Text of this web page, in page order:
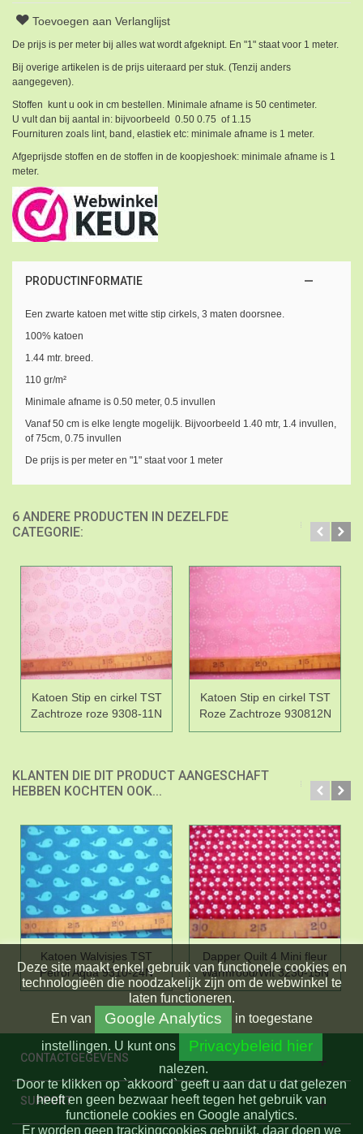
Toevoegen aan Verlanglijst
De prijs is per meter bij alles wat wordt afgeknipt. En "1" staat voor 1 meter.
Bij overige artikelen is de prijs uiteraard per stuk. (Tenzij anders
aangegeven).
Stoffen kunt u ook in cm bestellen. Minimale afname is 50 centimeter.
U vult dan bij aantal in: bijvoorbeeld 0.50 0.75 of 1.15
Fournituren zoals lint, band, elastiek etc: minimale afname is 1 meter.
Afgeprijsde stoffen en de stoffen in de koopjeshoek: minimale afname is 1
meter.
PRODUCTINFORMATIE
Een zwarte katoen met witte stip cirkels, 3 maten doorsnee.
100% katoen
1.44 mtr. breed.
110 gr/m²
Minimale afname is 0.50 meter, 0.5 invullen
Vanaf 50 cm is elke lengte mogelijk. Bijvoorbeeld 1.40 mtr, 1.4 invullen,
of 75cm, 0.75 invullen
De prijs is per meter en "1" staat voor 1 meter
6 ANDERE PRODUCTEN IN DEZELFDE
CATEGORIE:
Katoen Stip en cirkel TST
Zachtroze roze 9308-11N
Katoen Stip en cirkel TST
Roze Zachtroze 930812N
KLANTEN DIE DIT PRODUCT AANGESCHAFT
HEBBEN KOCHTEN OOK...
Katoen Walvisjes TST
Petrol Aqua 9310-24N
Dapper Quilt 4 Mini fleur
Warmrood/Wit 3230-15N
CONTACTGEGEVENS
SUPPORT
Deze site maakt enkel gebruik van functionele cookies en
technologieën die noodzakelijk zijn om de webwinkel te
laten functioneren.
En van Google Analytics
in toegestane
instellingen. U kunt ons Privacybeleid hier
nalezen.
Door te klikken op `akkoord` geeft u aan dat u dat gelezen
heeft en geen bezwaar heeft tegen het gebruik van
functionele cookies en Google analytics.
Er worden geen trackingcookies gebruikt, daar doen we